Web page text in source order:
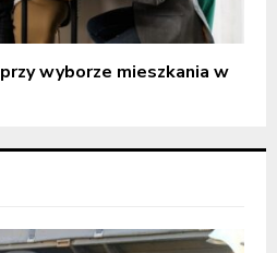
wyborze mieszkania w